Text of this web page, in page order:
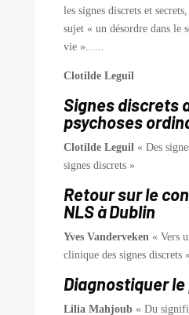
les signes discrets et
sujet « un désordre dans le
vie »......
Clotilde Leguil
Signes discrets
psychoses
Clotilde Leguil« Des
signes discrets »
Retour sur le
NLS à Dublin
Yves Vanderveken« Vers
clinique des signes discrets »
Diagnostiquer
Lilia Mahjoub« Du